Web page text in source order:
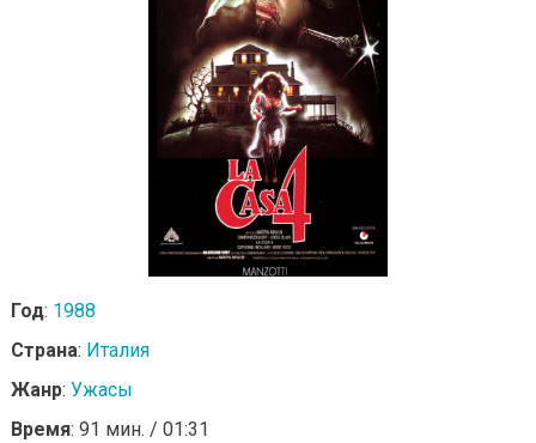
Год: 1988
Страна: Италия
Жанр: Ужасы
Время: 91 мин. / 01:31